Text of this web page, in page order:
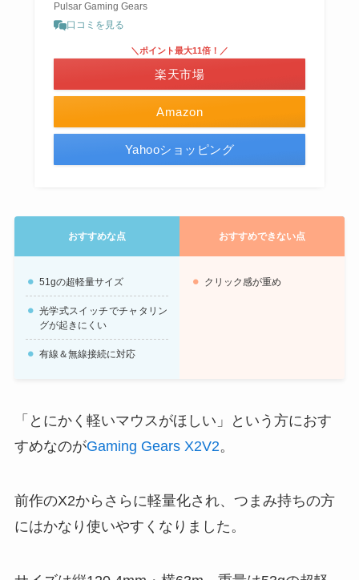
Pulsar Gaming Gears
口コミを見る
Amazon
＼ポイント最大11倍！／
楽天市場
Yahooショッピング
おすすめな点 おすすめできない点
51gの超軽量サイズ
光学式スイッチでチャタリン
グが起きにくい
有線＆無線接続に対応
クリック感が重め
「とにかく軽いマウスがほしい」という方におす
すめなのがGaming Gears X2V2。
前作のX2からさらに軽量化され、つまみ持ちの方
にはかなり使いやすくなりました。